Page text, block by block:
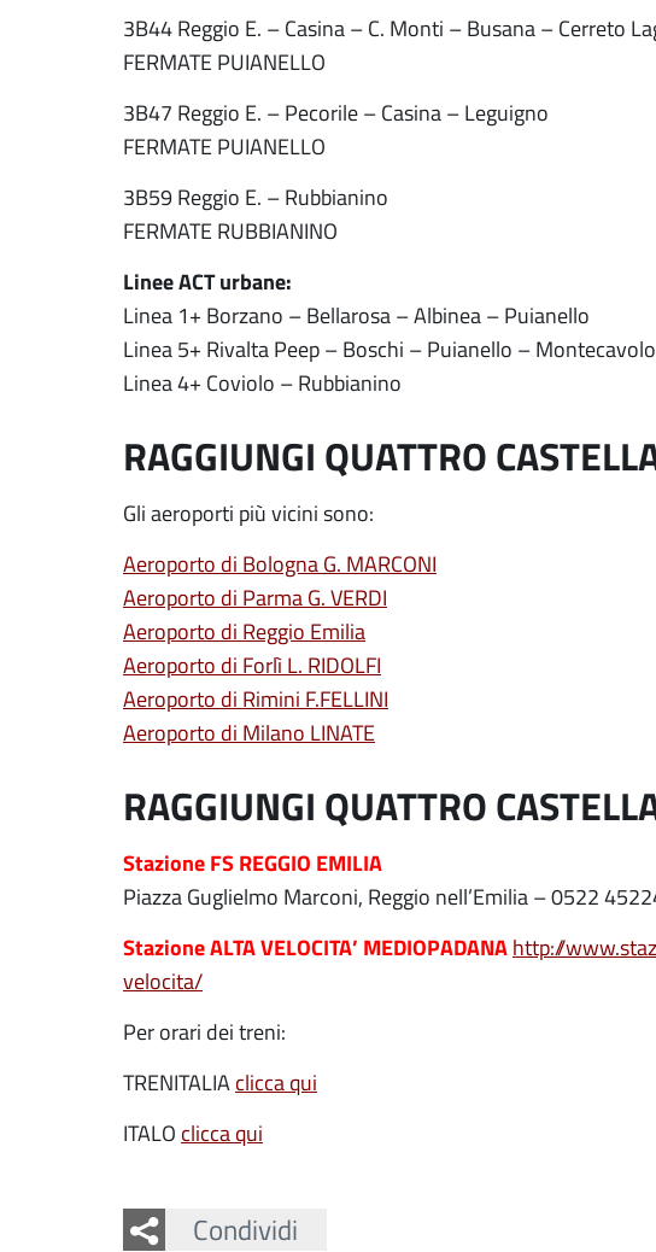
3B44 Reggio E. – Casina – C. Monti – Busana – Cerreto
FERMATE PUIANELLO
3B47 Reggio E. – Pecorile – Casina – Leguigno
FERMATE PUIANELLO
3B59 Reggio E. – Rubbianino
FERMATE RUBBIANINO
Linee ACT urbane:
Linea 1+ Borzano – Bellarosa – Albinea – Puianello
Linea 5+ Rivalta Peep – Boschi – Puianello – Montecavolo
Linea 4+ Coviolo – Rubbianino
RAGGIUNGI QUATTRO
Gli aeroporti più vicini sono:
Aeroporto di Bologna G. MARCONI
Aeroporto di Parma G. VERDI
Aeroporto di Reggio Emilia
Aeroporto di Forlì L. RIDOLFI
Aeroporto di Rimini F.FELLINI
Aeroporto di Milano LINATE
RAGGIUNGI QUATTRO
Stazione FS REGGIO EMILIA
Piazza Guglielmo Marconi, Reggio nell’Emilia – 0522
Stazione ALTA VELOCITA’ MEDIOPADANA http://
velocita/
Per orari dei treni:
TRENITALIA clicca qui
ITALO clicca qui
Condividi
Facebook
Twitter
Whatsapp